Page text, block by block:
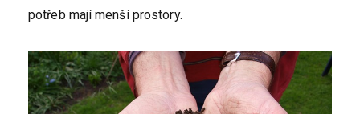
potřeb mají menší prostory.